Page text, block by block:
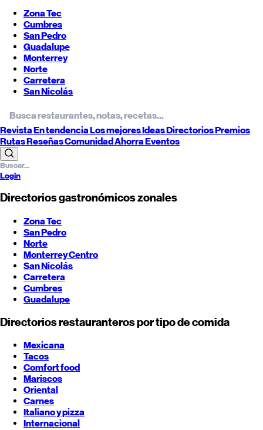
Zona Tec
Cumbres
San Pedro
Guadalupe
Monterrey
Norte
Carretera
San Nicolás
RevistaEn tendenciaLos mejoresIdeasDirectoriosPremios
RutasReseñasComunidadAhorraEventos
Login
Directorios gastronómicos zonales
Zona Tec
San Pedro
Norte
MonterreyCentro
San Nicolás
Carretera
Cumbres
Guadalupe
Directorios restauranteros por tipo de comida
Mexicana
Tacos
Comfort food
Mariscos
Oriental
Carnes
Italiano y pizza
Internacional